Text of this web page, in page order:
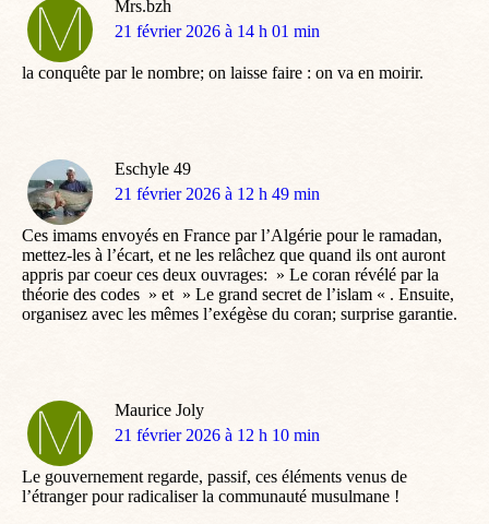
Mrs.bzh
dit
21 février 2026 à 14 h 01 min
la conquête par le nombre; on laisse faire : on va en moirir.
Eschyle 49
dit
21 février 2026 à 12 h 49 min
Ces imams envoyés en France par l’Algérie pour le ramadan,
mettez-les à l’écart, et ne les relâchez que quand ils ont auront
appris par coeur ces deux ouvrages: » Le coran révélé par la
théorie des codes » et » Le grand secret de l’islam « . Ensuite,
organisez avec les mêmes l’exégèse du coran; surprise garantie.
Maurice Joly
dit
21 février 2026 à 12 h 10 min
Le gouvernement regarde, passif, ces éléments venus de
l’étranger pour radicaliser la communauté musulmane !